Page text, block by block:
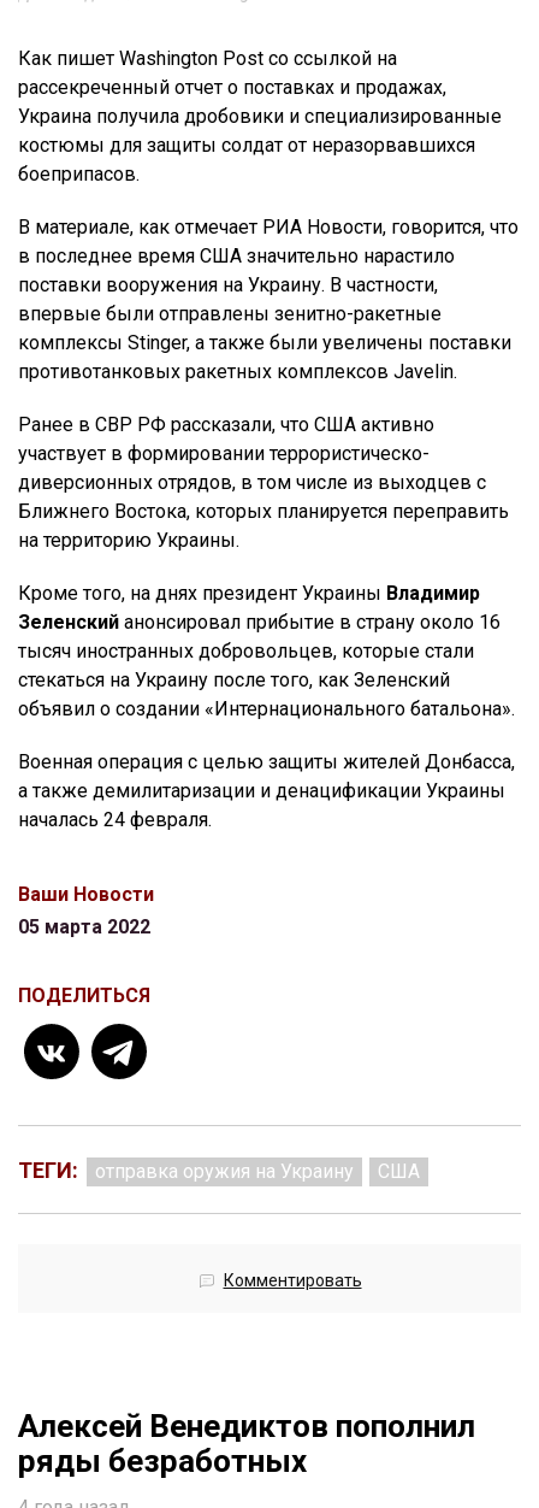
Как пишет Washington Post со ссылкой на
рассекреченный отчет о поставках и продажах,
Украина получила дробовики и специализированные
костюмы для защиты солдат от неразорвавшихся
боеприпасов.
В материале, как отмечает РИА Новости, говорится, что
в последнее время США значительно нарастило
поставки вооружения на Украину. В частности,
впервые были отправлены зенитно-ракетные
комплексы Stinger, а также были увеличены поставки
противотанковых ракетных комплексов Javelin.
Ранее в СВР РФ рассказали, что США активно
участвует в формировании террористическо-
диверсионных отрядов, в том числе из выходцев с
Ближнего Востока, которых планируется переправить
на территорию Украины.
Кроме того, на днях президент Украины Владимир
Зеленский анонсировал прибытие в страну около 16
тысяч иностранных добровольцев, которые стали
стекаться на Украину после того, как Зеленский
объявил о создании «Интернационального батальона».
Военная операция с целью защиты жителей Донбасса,
а также демилитаризации и денацификации Украины
началась 24 февраля.
Ваши Новости
05 марта 2022
ПОДЕЛИТЬСЯ
ТЕГИ: отправка оружия на Украину США
Комментировать
Алексей Венедиктов пополнил
ряды безработных